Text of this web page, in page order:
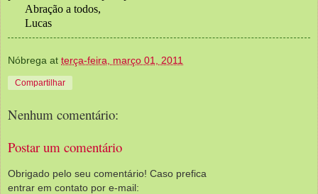
Abração a todos,
Lucas
Nóbrega at terça-feira, março 01, 2011
Compartilhar
Nenhum comentário:
Postar um comentário
Obrigado pelo seu comentário! Caso prefica
entrar em contato por e-mail: